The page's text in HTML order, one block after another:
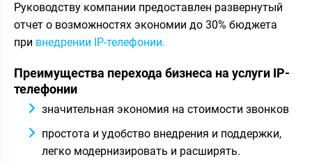
Руководству компании предоставлен развернутый
отчет о возможностях экономии до 30% бюджета
при внедрении IP-телефонии.
Преимущества перехода бизнеса на услуги IP-
телефонии
значительная экономия на стоимости звонков
простота и удобство внедрения и поддержки,
легко модернизировать и расширять.